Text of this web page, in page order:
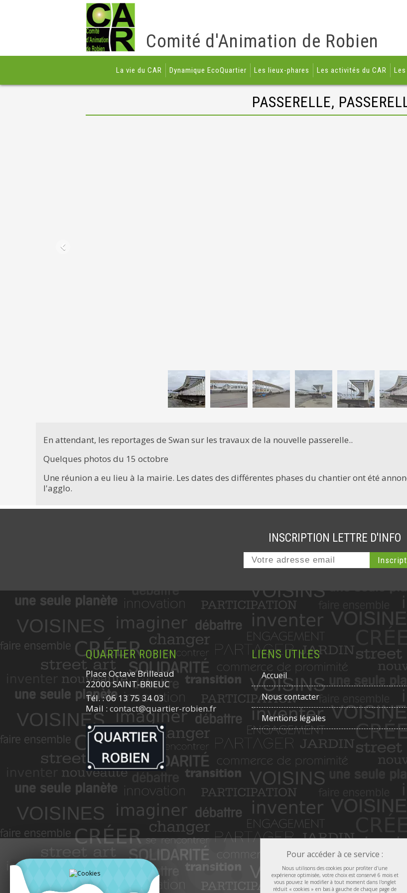
Comité d'Animation de Robien
La vie du CAR Dynamique EcoQuartier Les lieux-phares Les activités du CAR
PASSERELLE,
En attendant, les reportages de Swan sur les travaux de la nouvelle passerelle..
Quelques photos du 15 octobre
Une réunion a eu lieu à la mairie. Les dates des différentes phases du chantier ont été
l'agglo.
INSCRIPTION LETTRE D'INFO
QUARTIER ROBIEN
Place Octave Brilleaud
22000 SAINT-BRIEUC
Tél. : 06 13 75 34 03
Mail : contact@quartier-robien.fr
LIENS UTILES
Accueil
Nous contacter
Mentions légales
Pour accéder à ce service :
Nous utilisons des cookies pour profiter d'une
expérience optimisée, votre choix est conservé 6 mois et
vous pouvez le modifier à tout moment dans l'onglet
réduit « cookies » en bas à gauche de chaque page de